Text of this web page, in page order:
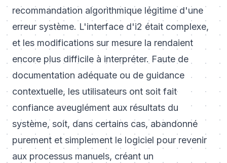
recommandation algorithmique légitime d'une
erreur système. L'interface d'i2 était complexe,
et les modifications sur mesure la rendaient
encore plus difficile à interpréter. Faute de
documentation adéquate ou de guidance
contextuelle, les utilisateurs ont soit fait
confiance aveuglément aux résultats du
système, soit, dans certains cas, abandonné
purement et simplement le logiciel pour revenir
aux processus manuels, créant un